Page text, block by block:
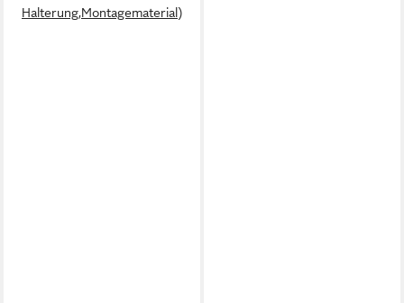
Halterung,Montagematerial)